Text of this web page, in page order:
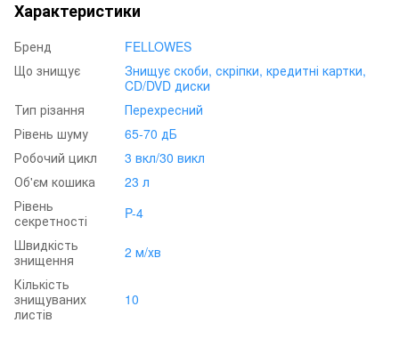
Характеристики
Бренд
FELLOWES
Що знищує
Знищує скоби, скріпки, кредитні картки,
CD/DVD диски
Тип різання
Перехресний
Рівень шуму
65-70 дБ
Робочий цикл
3 вкл/30 викл
Об'єм кошика
23 л
Рівень
секретності
P-4
Швидкість
знищення
2 м/хв
Кількість
знищуваних
листів
10